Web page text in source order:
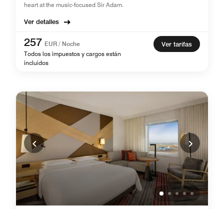
heart at the music-focused Sir Adam.
Ver detalles
257 EUR / Noche
Todos los impuestos y cargos están
incluidos
Ver tarifas